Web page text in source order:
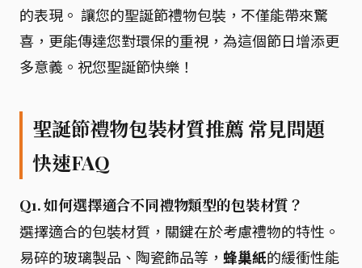
的表現。 讓您的聖誕節禮物包裝，不僅能帶來驚
喜，更能傳達您對環保的重視，為這個節日增添更
多意義。祝您聖誕節快樂！
聖誕節禮物包裝材質推薦 常見問題
快速FAQ
Q1. 如何選擇適合不同禮物類型的包裝材質？
選擇適合的包裝材質，關鍵在於考慮禮物的特性。
易碎的玻璃製品、陶瓷飾品等， 蜂巢紙的緩衝性能